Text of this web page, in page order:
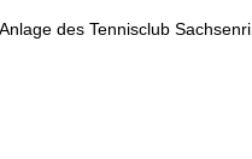
des Tennisclub